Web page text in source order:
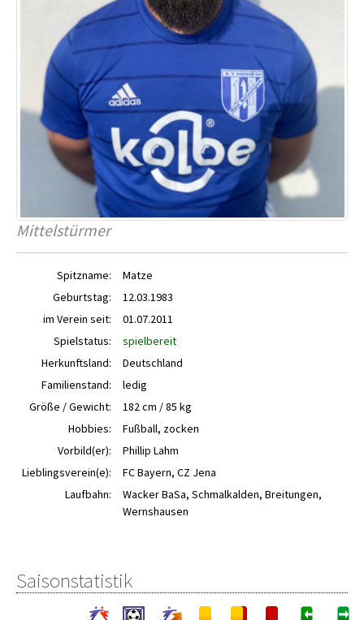
Mittelstürmer
Spitzname:
Matze
Geburtstag:
12.03.1983
im Verein seit:
01.07.2011
Spielstatus:
spielbereit
Herkunftsland:
Deutschland
Familienstand:
ledig
Größe / Gewicht:
182 cm / 85 kg
Hobbies:
Fußball, zocken
Vorbild(er):
Phillip Lahm
Lieblingsverein(e):
FC Bayern, CZ Jena
Laufbahn:
Wacker BaSa, Schmalkalden, Breitungen,
Wernshausen
Saisonstatistik